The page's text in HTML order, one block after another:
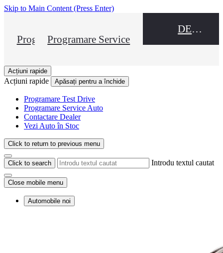
Skip to Main Content (Press Enter)
Programare Test Drive
Programare Service
DEALER NAME
Acțiuni rapide
Acțiuni rapide Apăsați pentru a închide
Programare Test Drive
Programare Service Auto
Contactare Dealer
Vezi Auto în Stoc
Click to return to previous menu
Click to search Introdu textul cautat
Close mobile menu
Automobile noi